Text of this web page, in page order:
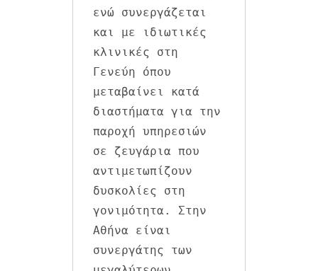
ενώ συνεργάζεται
και με ιδιωτικές
κλινικές στη
Γενεύη όπου
μεταβαίνει κατά
διαστήματα για την
παροχή υπηρεσιών
σε ζευγάρια που
αντιμετωπίζουν
δυσκολίες στη
γονιμότητα. Στην
Αθήνα είναι
συνεργάτης των